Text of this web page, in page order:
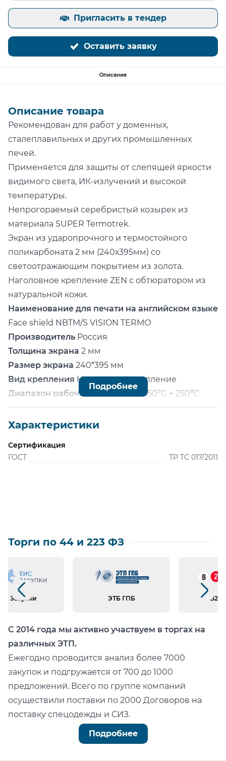
Пригласить в тендер
Оставить заявку
Описание
Описание товара
Рекомендован для работ у доменных,
сталеплавильных и других промышленных
печей.
Применяется для защиты от слепящей яркости
видимого света, ИК-излучений и высокой
температуры.
Непрогораемый серебристый козырек из
материала SUPER Termotrek.
Экран из ударопрочного и термостойкого
поликарбоната 2 мм (240х395мм) со
светоотражающим покрытием из золота.
Наголовное крепление ZEN с обтюратором из
натуральной кожи.
Наименование для печати на английском языке
Face shield NBTM/S VISION TERMO
Производитель Россия
Толщина экрана 2 мм
Размер экрана 240*395 мм
Вид крепления Наголовное крепление
Диапазон рабочих температур
-50°C + 250°C
Наименование по сертификату
ВИЗИОН TERMO для защиты от механических
воздействий и неионизирующего излучения,
Подробнее
Характеристики
Сертификация
ГОСТ
ТР ТС 017/2011
Торги по 44 и 223 ФЗ
Закупки ЭТБ ГПБ B2B
Предыдущий слайд
Следующий слайд
С 2014 года мы активно участвуем в торгах на
различных ЭТП.
Ежегодно проводится анализ более 7000
закупок и подгружается от 700 до 1000
предложений. Всего по группе компаний
осуществили поставки по 2000 Договоров на
поставку спецодежды и СИЗ.
Можно легко проверить тот факт, что мы:
не состоим в реестре недобросовестных
Подробнее